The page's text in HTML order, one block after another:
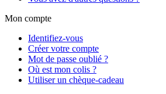
Mon compte
Identifiez-vous
Créer votre compte
Mot de passe oublié ?
Où est mon colis ?
Utiliser un chèque-cadeau